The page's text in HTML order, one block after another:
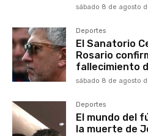
sábado 8 de agosto
Deportes
El Sanatorio
Rosario
fallecimiento
sábado 8 de agosto
Deportes
El mundo del
la muerte de